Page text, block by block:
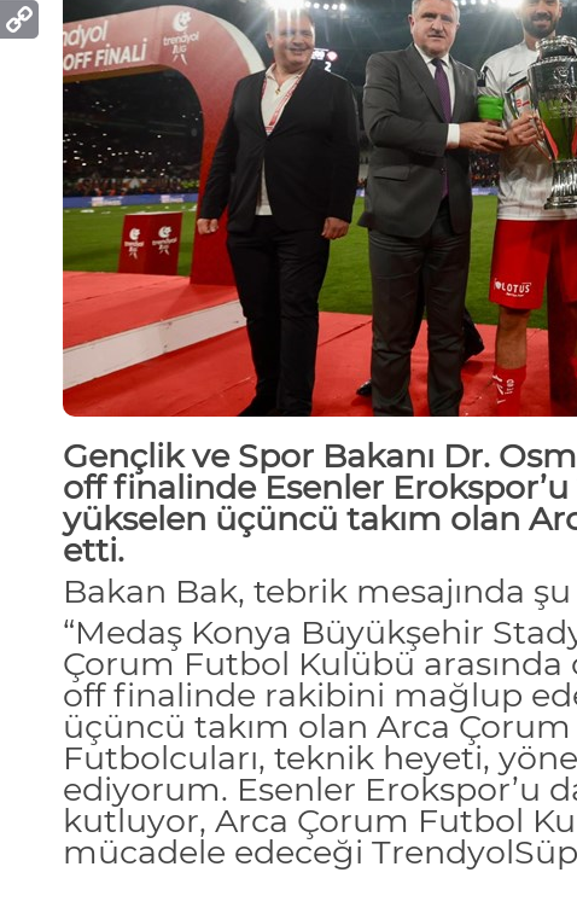
Gençlik ve Spor Bakanı Dr.
offfinalinde Esenler Erokspor’u
yükselen üçüncü takım olan
etti.
Bakan Bak, tebrik mesajında
“Medaş Konya Büyükşehir
Çorum Futbol Kulübü arasında
offfinalinde rakibini mağlup
üçüncü takım olan Arca
Futbolcuları, teknik heyeti,
ediyorum. Esenler Erokspor’u
kutluyor, Arca Çorum Futbol
mücadele edeceği Trendyol